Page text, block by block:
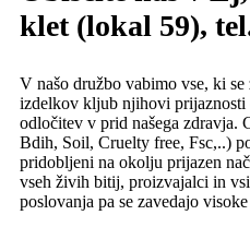
klet (lokal 59),
V našo družbo vabimo vse, ki
izdelkov kljub njihovi
odločitev v prid našega zdravja.
Bdih, Soil, Cruelty free, Fsc,..)
pridobljeni na okolju prijazen
vseh živih bitij, proizvajalci in
poslovanja pa se zavedajo